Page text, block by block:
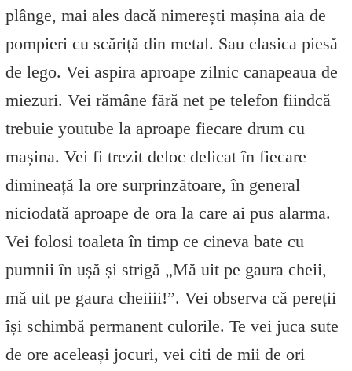
plânge, mai ales dacă nimerești mașina aia de
pompieri cu scăriță din metal. Sau clasica piesă
de lego. Vei aspira aproape zilnic canapeaua de
miezuri. Vei rămâne fără net pe telefon fiindcă
trebuie youtube la aproape fiecare drum cu
mașina. Vei fi trezit deloc delicat în fiecare
dimineață la ore surprinzătoare, în general
niciodată aproape de ora la care ai pus alarma.
Vei folosi toaleta în timp ce cineva bate cu
pumnii în ușă și strigă „Mă uit pe gaura cheii,
mă uit pe gaura cheiiii!”. Vei observa că pereții
își schimbă permanent culorile. Te vei juca sute
de ore aceleași jocuri, vei citi de mii de ori